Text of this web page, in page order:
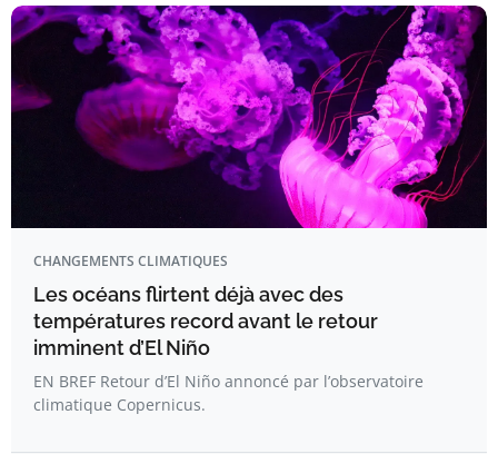
CHANGEMENTS CLIMATIQUES
Les océans flirtent déjà avec des
températures record avant le retour
imminent d’El Niño
EN BREF Retour d’El Niño annoncé par l’observatoire
climatique Copernicus.